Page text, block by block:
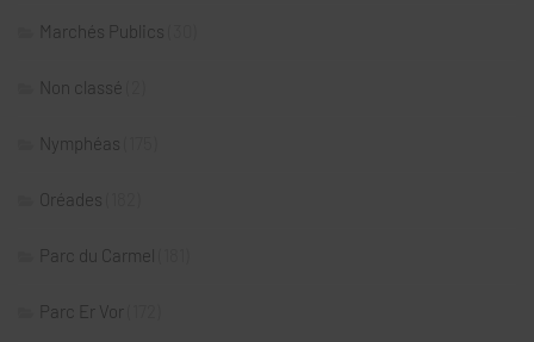
Marchés Publics
Non classé
Nymphéas
Oréades
Parc du Carmel
Parc Er Vor